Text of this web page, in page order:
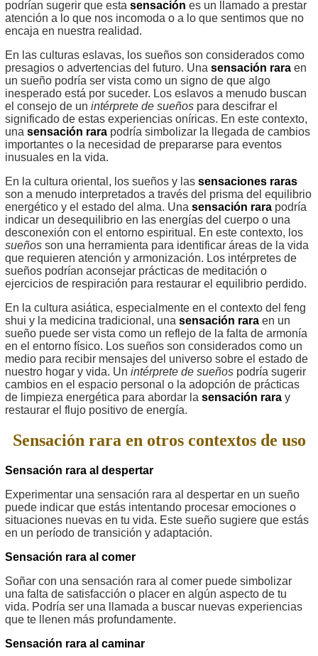
podrían sugerir que esta sensación es un llamado a prestar
atención a lo que nos incomoda o a lo que sentimos que no
encaja en nuestra realidad.
En las culturas eslavas, los sueños son considerados como
presagios o advertencias del futuro. Una sensación rara en
un sueño podría ser vista como un signo de que algo
inesperado está por suceder. Los eslavos a menudo buscan
el consejo de un intérprete de sueños para descifrar el
significado de estas experiencias oníricas. En este contexto,
una sensación rara podría simbolizar la llegada de cambios
importantes o la necesidad de prepararse para eventos
inusuales en la vida.
En la cultura oriental, los sueños y las sensaciones raras
son a menudo interpretados a través del prisma del equilibrio
energético y el estado del alma. Una sensación rara podría
indicar un desequilibrio en las energías del cuerpo o una
desconexión con el entorno espiritual. En este contexto, los
sueños son una herramienta para identificar áreas de la vida
que requieren atención y armonización. Los intérpretes de
sueños podrían aconsejar prácticas de meditación o
ejercicios de respiración para restaurar el equilibrio perdido.
En la cultura asiática, especialmente en el contexto del feng
shui y la medicina tradicional, una sensación rara en un
sueño puede ser vista como un reflejo de la falta de armonía
en el entorno físico. Los sueños son considerados como un
medio para recibir mensajes del universo sobre el estado de
nuestro hogar y vida. Un intérprete de sueños podría sugerir
cambios en el espacio personal o la adopción de prácticas
de limpieza energética para abordar la sensación rara y
restaurar el flujo positivo de energía.
Sensación rara en otros contextos de uso
Sensación rara al despertar
Experimentar una sensación rara al despertar en un sueño
puede indicar que estás intentando procesar emociones o
situaciones nuevas en tu vida. Este sueño sugiere que estás
en un período de transición y adaptación.
Sensación rara al comer
Soñar con una sensación rara al comer puede simbolizar
una falta de satisfacción o placer en algún aspecto de tu
vida. Podría ser una llamada a buscar nuevas experiencias
que te llenen más profundamente.
Sensación rara al caminar